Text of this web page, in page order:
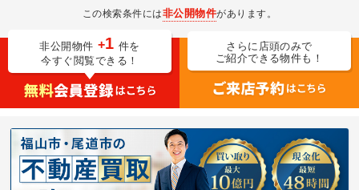
この検索条件には非公開物件があります。
非公開物件 +1 件を
今すぐ閲覧できる！
さらに店頭のみで
ご紹介できる物件も！